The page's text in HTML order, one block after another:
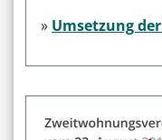
» Umsetzung